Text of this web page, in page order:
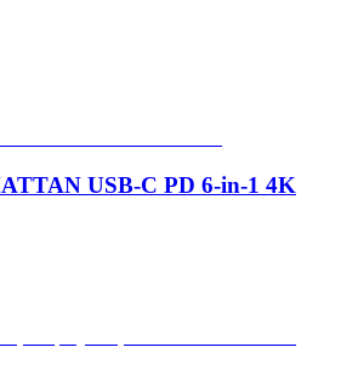
USB-C PD 6-in-1 4K